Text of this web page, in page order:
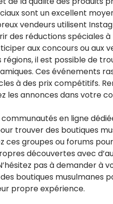
sont un excellent
vendeurs utilisent
des réductions spéciales à
aux concours ou aux
il est possible de
Ces événements
à des prix compétitifs.
les annonces dans votre
en ligne
trouver des boutiques
ces groupes ou forums
découvertes avec
pas à demander à
boutiques musulmanes
propre expérience.